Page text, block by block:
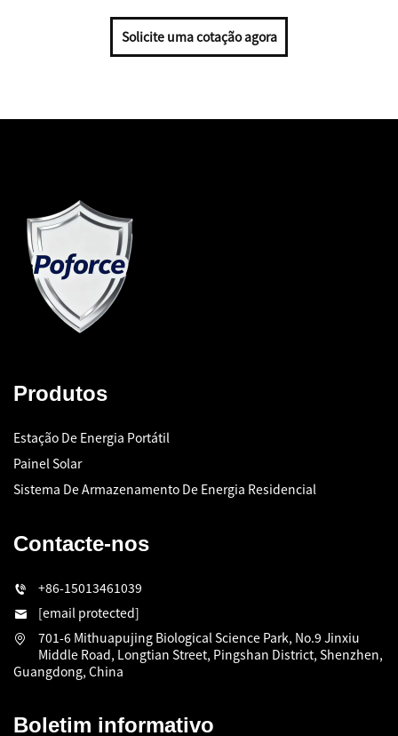
Solicite uma cotação agora
Produtos
Estação De Energia Portátil
Painel Solar
Sistema De Armazenamento De Energia Residencial
Contacte-nos
+86-15013461039
[email protected]
701-6 Mithuapujing Biological Science Park, No.9 Jinxiu
Middle Road, Longtian Street, Pingshan District, Shenzhen,
Guangdong, China
Boletim informativo